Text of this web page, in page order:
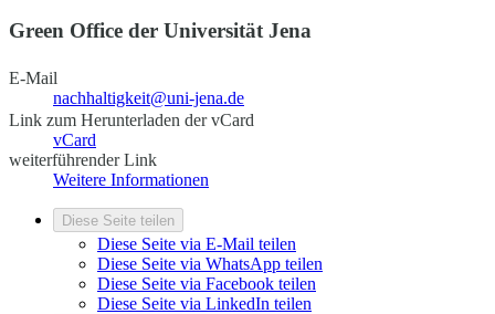
Green Office der Universität Jena
E-Mail
nachhaltigkeit@uni-jena.de
Link zum Herunterladen der vCard
vCard
weiterführender Link
Weitere Informationen
Diese Seite teilen
Diese Seite via E-Mail teilen
Diese Seite via WhatsApp teilen
Diese Seite via Facebook teilen
Diese Seite via LinkedIn teilen